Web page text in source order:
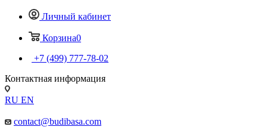
Личный кабинет
Корзина0
+7 (499) 777-78-02
Контактная информация
RU EN
contact@budibasa.com